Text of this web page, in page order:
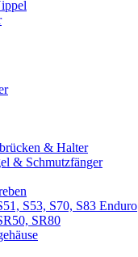
& Halter
& Schmutzfänger
S53, S70, S83 Enduro
SR80